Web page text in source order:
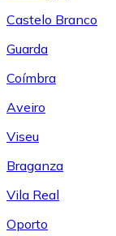
Castelo Branco
Guarda
Coímbra
Aveiro
Viseu
Braganza
Vila Real
Oporto